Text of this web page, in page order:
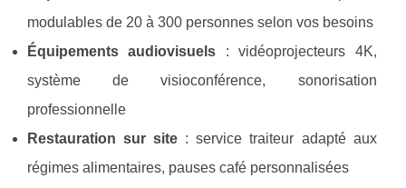
modulables de 20 à 300 personnes selon vos besoins
Équipements audiovisuels : vidéoprojecteurs 4K,
système de visioconférence, sonorisation
professionnelle
Restauration sur site : service traiteur adapté aux
régimes alimentaires, pauses café personnalisées